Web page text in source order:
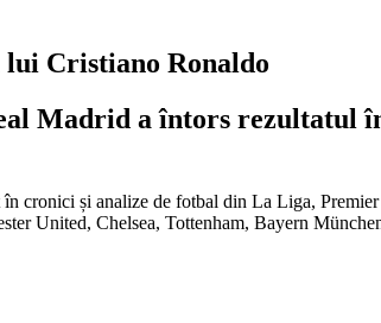
lui Cristiano Ronaldo
Madrid a întors rezultatul
cronici și analize de fotbal din La Liga,
United, Chelsea, Tottenham, Bayern